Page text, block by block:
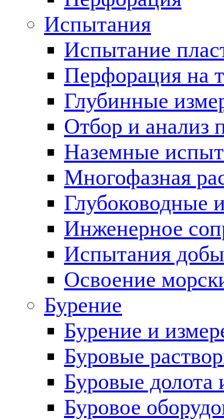
Испытания
Испытание
Перфорация на
Глубинные
Отбор и анализ
Наземные
Многофазная
Глубоководные
Инженерное
Испытания
Освоение
Бурение
Бурение и
Буровые
Буровые долота
Буровое